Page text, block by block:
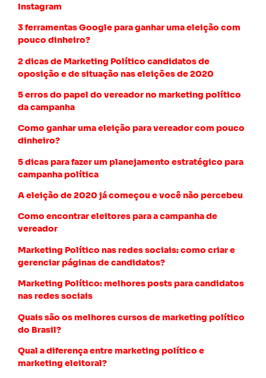
Instagram
3 ferramentas Google para ganhar uma eleição com
pouco dinheiro?
2 dicas de Marketing Político candidatos de
oposição e de situação nas eleições de 2020
5 erros do papel do vereador no marketing político
da campanha
Como ganhar uma eleição para vereador com pouco
dinheiro?
5 dicas para fazer um planejamento estratégico para
campanha política
A eleição de 2020 já começou e você não percebeu
Como encontrar eleitores para a campanha de
vereador
Marketing Político nas redes sociais: como criar e
gerenciar páginas de candidatos?
Marketing Político: melhores posts para candidatos
nas redes sociais
Quais são os melhores cursos de marketing político
do Brasil?
Qual a diferença entre marketing político e
marketing eleitoral?